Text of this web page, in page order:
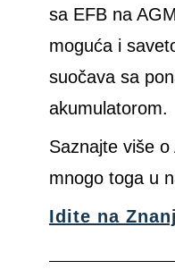
sa EFB na
moguća i
suočava sa
akumulatorom.
Saznajte više
mnogo toga u
Idite na